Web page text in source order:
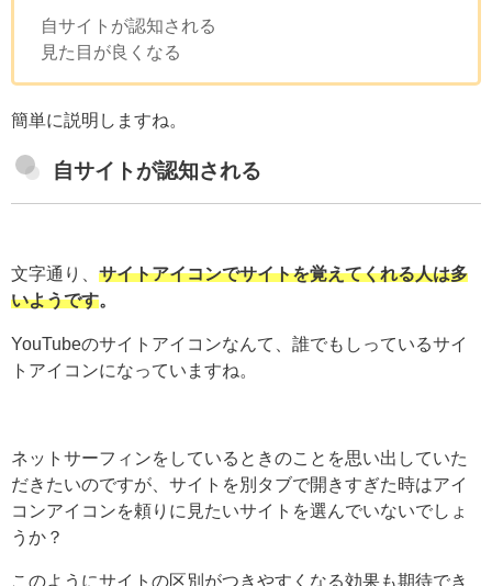
自サイトが認知される
見た目が良くなる
簡単に説明しますね。
自サイトが認知される
文字通り、 サイトアイコンでサイトを覚えてくれる人は多
いようです。
YouTubeのサイトアイコンなんて、誰でもしっているサイ
トアイコンになっていますね。
ネットサーフィンをしているときのことを思い出していた
だきたいのですが、サイトを別タブで開きすぎた時はアイ
コンアイコンを頼りに見たいサイトを選んでいないでしょ
うか？
このようにサイトの区別がつきやすくなる効果も期待でき